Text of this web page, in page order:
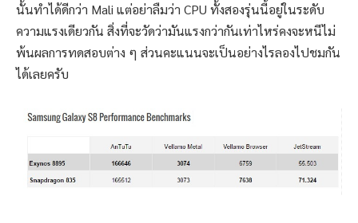
นั้นทำได้ดีกว่า Mali แต่อย่าลืมว่า CPU ทั้งสองรุ่นนี้อยู่ในระดับ
ความแรงเดียวกัน สิ่งที่จะวัดว่ามันแรงกว่ากันเท่าไหร่คงจะหนีไม่
พ้นผลการทดสอบต่าง ๆ ส่วนคะแนนจะเป็นอย่างไรลองไปชมกัน
ได้เลยครับ